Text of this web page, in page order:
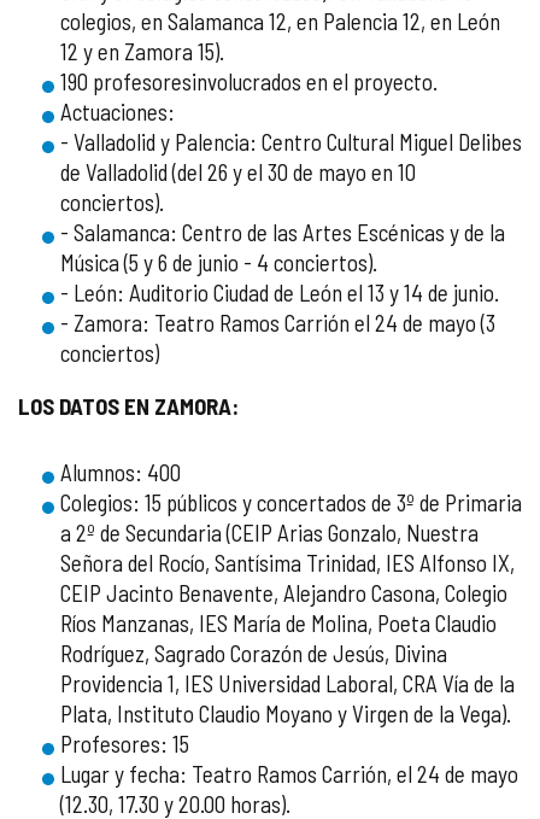
colegios, en Salamanca 12, en Palencia 12, en León
12 y en Zamora 15).
190 profesoresinvolucrados en el proyecto.
Actuaciones:
- Valladolid y Palencia: Centro Cultural Miguel Delibes
de Valladolid (del 26 y el 30 de mayo en 10
conciertos).
- Salamanca: Centro de las Artes Escénicas y de la
Música (5 y 6 de junio - 4 conciertos).
- León: Auditorio Ciudad de León el 13 y 14 de junio.
- Zamora: Teatro Ramos Carrión el 24 de mayo (3
conciertos)
LOS DATOS EN ZAMORA:
Alumnos: 400
Colegios: 15 públicos y concertados de 3º de Primaria
a 2º de Secundaria (CEIP Arias Gonzalo, Nuestra
Señora del Rocío, Santísima Trinidad, IES Alfonso IX,
CEIP Jacinto Benavente, Alejandro Casona, Colegio
Ríos Manzanas, IES María de Molina, Poeta Claudio
Rodríguez, Sagrado Corazón de Jesús, Divina
Providencia 1, IES Universidad Laboral, CRA Vía de la
Plata, Instituto Claudio Moyano y Virgen de la Vega).
Profesores: 15
Lugar y fecha: Teatro Ramos Carrión, el 24 de mayo
(12.30, 17.30 y 20.00 horas).